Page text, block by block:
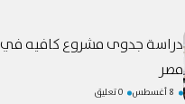
دراسة جدوى مشروع كافيه في
مصر
8 أغسطس 0 تعليق